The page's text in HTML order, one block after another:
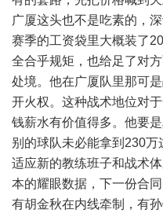
广厦这头也不是吃素的，
赛季的工资袋里大概装了
全合乎规矩，也给足了对
处境。他在广厦队里那可
开火权。这种战术地位对
钱薪水有价值得多。他要
别的球队未必能拿到230
适应新的教练班子和战术
本的耀眼数据，下一份合
有胡金秋在内线牵制，有